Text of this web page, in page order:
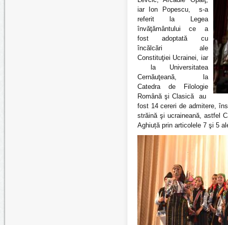
iar Ion Popescu, s-a
referit la Legea
învăţământului ce a
fost adoptată cu
încălcări ale
Constituţiei Ucrainei, iar
la Universitatea
Cernăuţeană, la
Catedra de Filologie
Română şi Clasică au
fost 14 cereri de admitere,
străină şi ucraineană, astfel
Aghiuță prin articolele 7 şi 5